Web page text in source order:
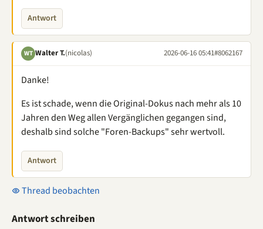
Antwort
WT Walter T.(nicolas) 2026-06-16 05:41#8062167
Danke!
Es ist schade, wenn die Original-Dokus nach mehr als 10
Jahren den Weg allen Vergänglichen gegangen sind,
deshalb sind solche "Foren-Backups" sehr wertvoll.
Antwort
Thread beobachten
Antwort schreiben